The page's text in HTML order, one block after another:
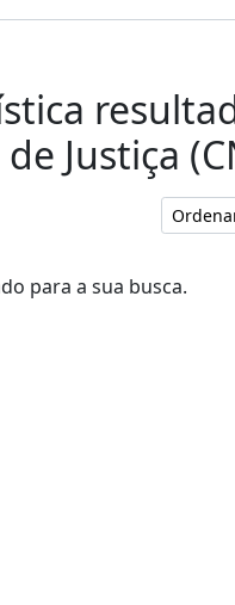
Justiça
para a sua busca.